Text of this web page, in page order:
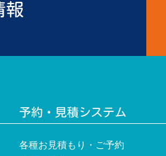
報
予約・見積システム
各種お見積もり・ご予約